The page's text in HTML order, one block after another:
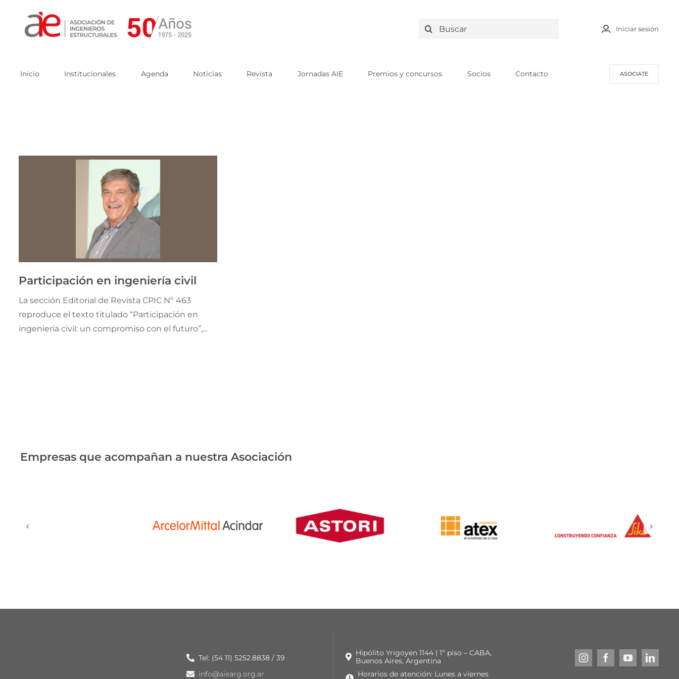
content
Search
Iniciar sesión
Inicio Institucionales Agenda Noticias Revista Jornadas AIE Premios y concursos Socios Contacto ASOCIATE
Participación en ingeniería civil
La sección Editorial de Revista CPIC Nº 463
reproduce el texto titulado “Participación en
ingeniería civil: un compromiso con el futuro”,
Empresas que acompañan a nuestra Asociación
Tel: (54 11) 5252.8838 / 39
info@aiearg.org.ar
Hipólito Yrigoyen 1144 | 1º piso – CABA,
Buenos Aires, Argentina
Horarios de atención: Lunes a viernes